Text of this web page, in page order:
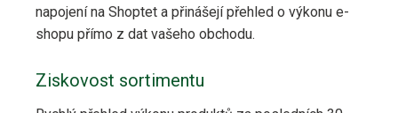
napojení na Shoptet a přinášejí přehled o výkonu e-
shopu přímo z dat vašeho obchodu.
Ziskovost sortimentu